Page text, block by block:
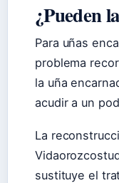
¿Pueden
Para uñas
problema
la uña
acudir a un
La
sustituye el